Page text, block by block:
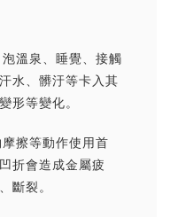
溫泉、睡覺、接觸
水、髒汙等卡入其
形等變化。
擦等動作使用首
折會造成金屬疲
斷裂。